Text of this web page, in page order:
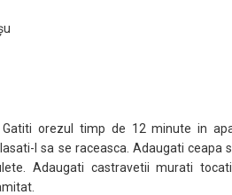
Gatiti orezul timp de 12 minute in
l sa se raceasca. Adaugati ceapa
Adaugati castravetii murati